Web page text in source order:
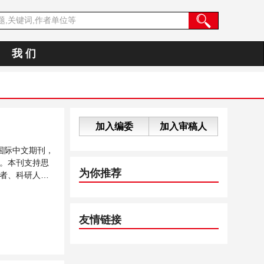
我 们
中文期刊，
本刊支持思
、科研人员
加入编委 加入审稿人
为你推荐
友情链接